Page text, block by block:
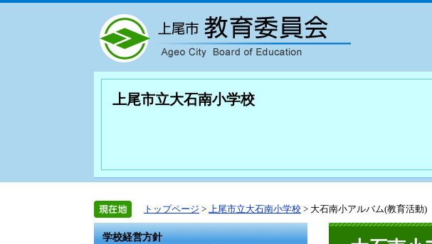
上尾市立大石南小学校
トップページ > 上尾市立大石南小学校 > 大石南小アルバム(教育活動)
学校経営方針